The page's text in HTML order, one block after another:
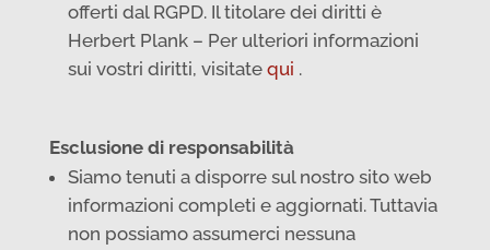
offerti dal RGPD. Il titolare dei diritti è
Herbert Plank – Per ulteriori informazioni
sui vostri diritti, visitate qui .
Esclusione di responsabilità
Siamo tenuti a disporre sul nostro sito web
informazioni completi e aggiornati. Tuttavia
non possiamo assumerci nessuna